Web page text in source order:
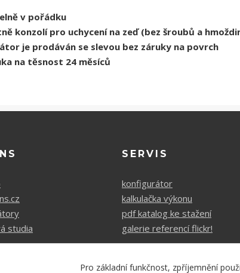
v pořádku
konzolí pro uchycení na zeď (bez šroubů a
je prodáván se slevou bez záruky na povrch
na těsnost 24 měsíců
studia
SERVIS
konfigurátor
kalkulačka výkonu
pdf katalog ke stažení
galerie referencí flickr!
Pro základní funkčnost, zpříjemnění